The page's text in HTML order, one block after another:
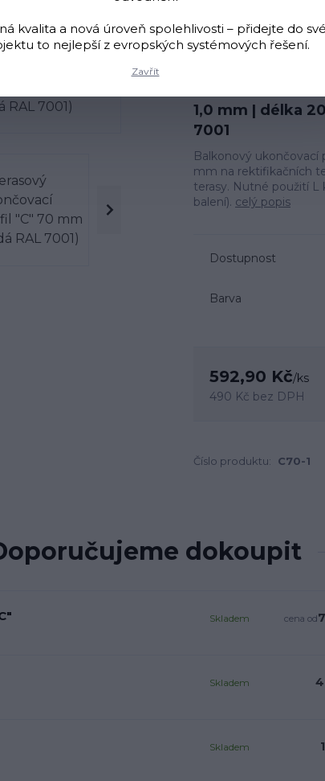
7001)
Terasová lišta
1,0 mm | délka
7001
Balkonový ukončovací
mm na rektifikačních
terasy. Nutné použití L
balení). celý popis
Dostupnost
Barva
592,90 Kč/ks
490 Kč bez DPH
Číslo produktu: C70-1
dokoupit
cena od
Skladem
Skladem
Skladem
kvalita a nová úroveň spolehlivosti – přidejte do
to nejlepší z evropských systémových řešení.
Zavřít